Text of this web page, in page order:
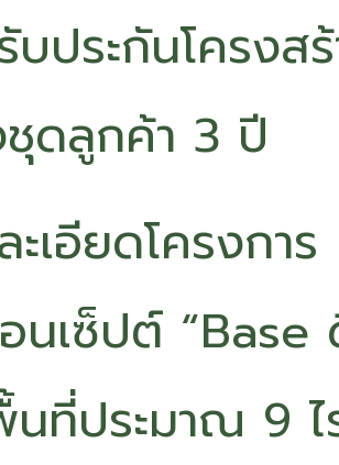
บประกันโครง
ดลูกค้า 3 ปี
ะเอียดโครงกา
นเซ็ปต์ “Base
ที่ประมาณ 9